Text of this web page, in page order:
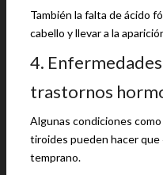
También la falta de ácido
cabello y llevar a la
4.
trastornos
Algunas condiciones
tiroides pueden hacer que
temprano.